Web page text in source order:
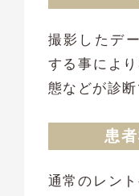
撮影したデ
する事によ
態などが診断
患
通常のレン